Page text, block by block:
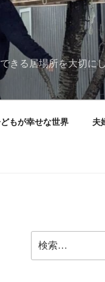
きる居場所を大切に
もが幸せな世界 夫
索: